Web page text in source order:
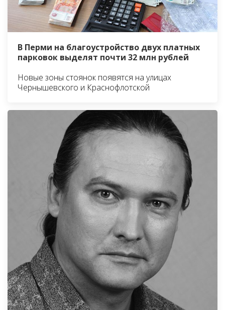
В Перми на благоустройство двух платных
парковок выделят почти 32 млн рублей
Новые зоны стоянок появятся на улицах
Чернышевского и Краснофлотской